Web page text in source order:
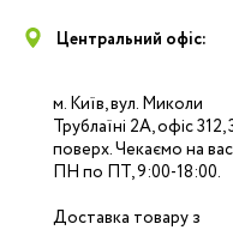
Центральний офіс:
м. Київ, вул. Миколи
Трублаїні 2А, офіс 312,
поверх. Чекаємо на
ПН по ПТ, 9:00-18:00.
Доставка товару з